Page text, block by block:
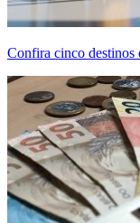
Confira cinco destinos